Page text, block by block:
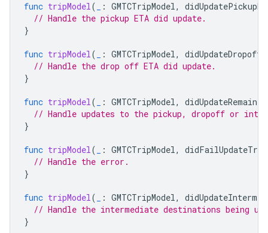
func tripModel( : GMTCTripModel,
// Handle the pickup ETA did update.
}
func tripModel( : GMTCTripModel,
// Handle the drop off ETA did update.
}
func tripModel( : GMTCTripModel,
// Handle updates to the pickup, dropoff or
}
func tripModel( : GMTCTripModel,
// Handle the error.
}
func tripModel( : GMTCTripModel,
// Handle the intermediate destinations being
}